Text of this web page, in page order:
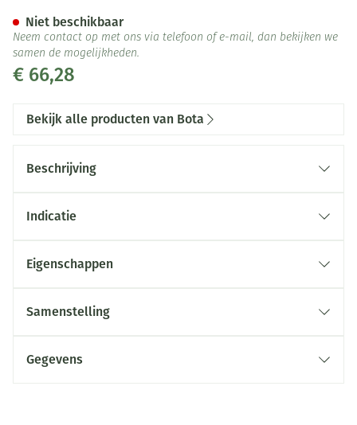
€ 66,28
Niet beschikbaar
Neem contact op met ons via telefoon of e-mail, dan bekijken we
samen de mogelijkheden.
Bekijk alle producten van Bota
Beschrijving
Indicatie
Eigenschappen
Verpakking:
Samenstelling
Gegevens